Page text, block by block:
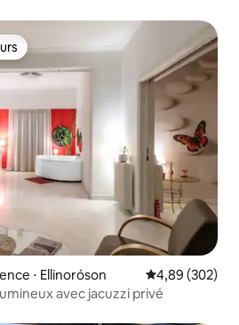
⋅ Ellinoróson Évaluation
4,89 (302)
avec jacuzzi privé